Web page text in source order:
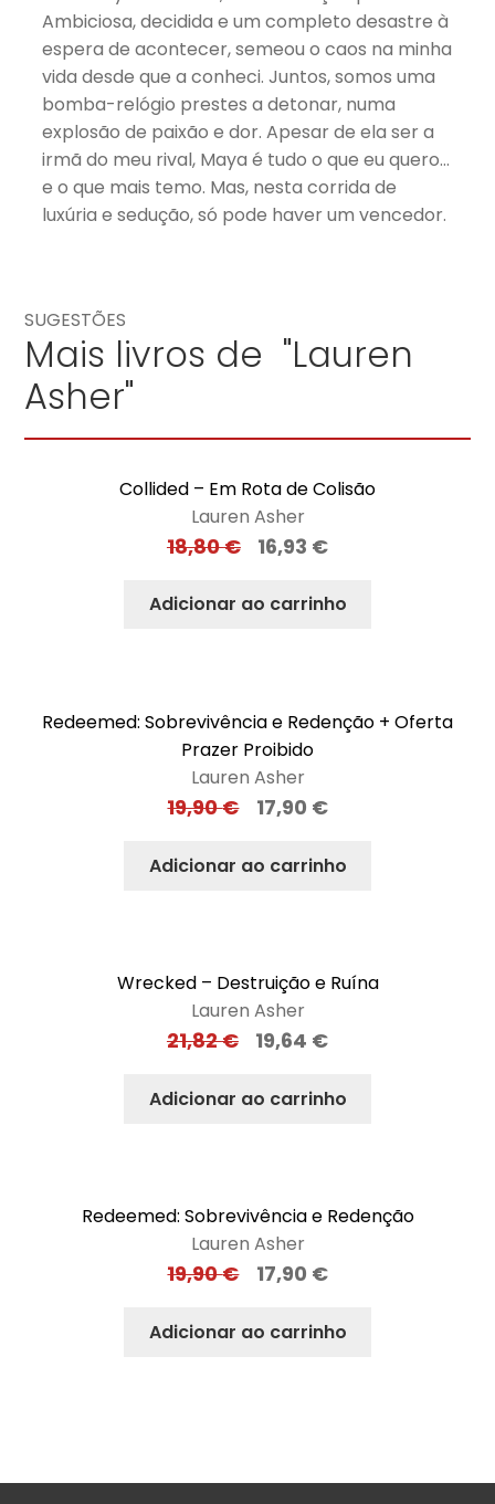
Ambiciosa, decidida e um completo desastre à
espera de acontecer, semeou o caos na minha
vida desde que a conheci. Juntos, somos uma
bomba-relógio prestes a detonar, numa
explosão de paixão e dor. Apesar de ela ser a
irmã do meu rival, Maya é tudo o que eu quero…
e o que mais temo. Mas, nesta corrida de
luxúria e sedução, só pode haver um vencedor.
SUGESTÕES
Mais livros de "Lauren
Asher"
Collided – Em Rota de Colisão
Lauren Asher
18,80€ 16,93 €
Adicionar ao carrinho
Redeemed: Sobrevivência e Redenção + Oferta
Prazer Proibido
Lauren Asher
19,90€ 17,90 €
Adicionar ao carrinho
Wrecked – Destruição e Ruína
Lauren Asher
21,82€ 19,64 €
Adicionar ao carrinho
Redeemed: Sobrevivência e Redenção
Lauren Asher
19,90€ 17,90 €
Adicionar ao carrinho